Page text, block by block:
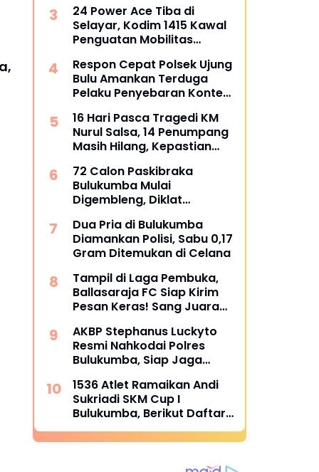
terhadap Organisasi
24 Power Ace Tiba di
Selayar, Kodim 1415 Kawal
Penguatan Mobilitas
Respon Cepat Polsek Ujung
Bulu Amankan Terduga
Pelaku Penyebaran Konten
16 Hari Pasca Tragedi KM
Nurul Salsa, 14 Penumpang
Masih Hilang, Kepastian
dipertanyakan
72 Calon Paskibraka
Bulukumba Mulai
Digembleng, Diklat
Dua Pria di Bulukumba
Diamankan Polisi, Sabu 0,17
Gram Ditemukan di Celana
Tampil di Laga Pembuka,
Ballasaraja FC Siap Kirim
Pesan Keras! Sang Juara
Sempurna di Piala
Kemerdekaan Bulukumpa
2026
AKBP Stephanus Luckyto
Resmi Nahkodai Polres
Bulukumba, Siap Jaga
1536 Atlet Ramaikan Andi
Sukriadi SKM Cup I
Bulukumba, Berikut Daftar
Juara 1 hingga 64